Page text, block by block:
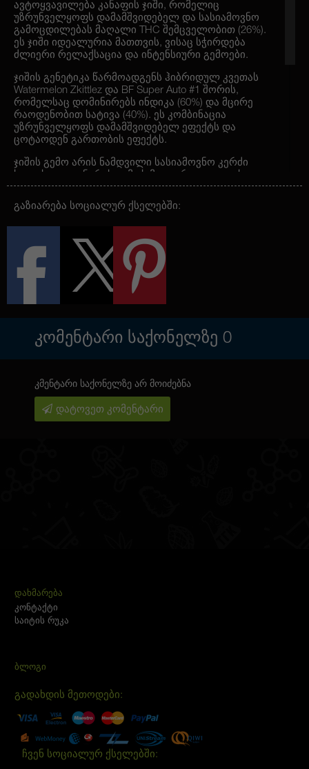
ავტოყვავილება კანაფის ჯიში, რომელიც
უზრუნველყოფს დამამშვიდებელ და სასიამოვნო
გამოცდილებას მაღალი THC შემცველობით (26%).
ეს ჯიში იდეალურია მათთვის, ვისაც სჭირდება
ძლიერი რელაქსაცია და ინტენსიური გემოები.
ჯიშის გენეტიკა წარმოადგენს ჰიბრიდულ კვეთას
Watermelon Zkittlez და BF Super Auto #1 შორის,
რომელსაც დომინირებს ინდიკა (60%) და მცირე
რაოდენობით სატივა (40%). ეს კომბინაცია
უზრუნველყოფს დამამშვიდებელ ეფექტს და
ცოტაოდენ გართობის ეფექტს.
ჯიშის გემო არის ნამდვილი სასიამოვნო კერძი
სუსტი წყლით და ტკბილი კენკრის ნოტები ქმნიან
მდიდარ და გამამხნევებელ გემოს, რომელიც არ
დატოვებს გულგრილს.
ეფექტის რბილობას და ეხმარება ზედმეტი
შფოთვისა და ავადმყოფობის მინიმიზაციას.
ხანდახან მოსავალი შეიძლება მოიპოვოთ 70
დღეში თესვის შემდეგ, მცენარეები აღწევენ
მოყვანისთვის. მისი ნაყოფიერება 550 გ/მ²-მდე
აღწევს, რაც შესანიშნავ შედეგებს აჩვენებს სწორი
Watermelon Zkittlez Autoflowering არის იდეალური
არჩევანი მათთვის, ვინც სურს დააგემოვნოს
შესანიშნავი გემო, კარგი მოსავალი და
დამამშვიდებელი ეფექტი მოკლე დროში.
გაზიარება სოციალურ ქსელებში:
ᲙᲝᲛᲔᲜᲢᲐᲠᲘ ᲡᲐᲥᲝᲜᲔᲚᲖᲔ 0
კმენტარი საქონელზე არ მოიძებნა
დატოვეთ კომენტარი
ᲓᲐᲮᲛᲐᲠᲔᲑᲐ
კონტაქტი
საიტის რუკა
ᲑᲚᲝᲒᲘ
გადახდის მეთოდები:
ჩვენ სოციალურ ქსელებში: